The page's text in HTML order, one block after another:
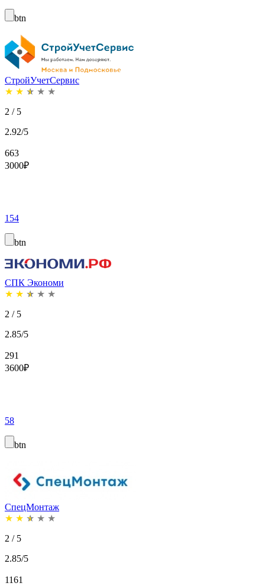
btn
СтройУчетСервис
★ ★ ★ ★ ★
2 / 5
2.92/5
663
3000₽
154
btn
СПК Экономи
★ ★ ★ ★ ★
2 / 5
2.85/5
291
3600₽
58
btn
СпецМонтаж
★ ★ ★ ★ ★
2 / 5
2.85/5
1161